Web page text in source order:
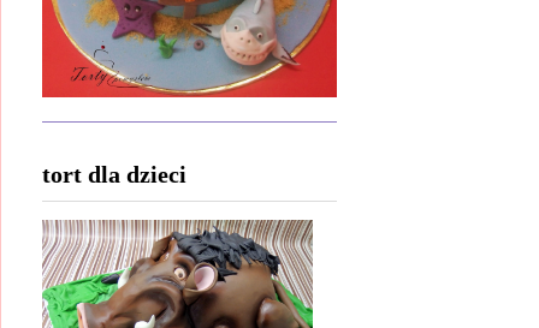
tort dla dzieci